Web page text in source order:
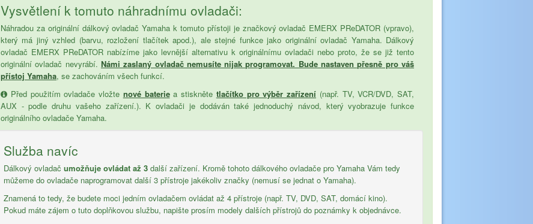
Vysvětlení k tomuto náhradnímu ovladači:
Náhradou za originální dálkový ovladač Yamaha k tomuto přístoji je značkový ovladač EMERX PReDATOR (vpravo),
který má jiný vzhled (barvu, rozložení tlačítek apod.), ale stejné funkce jako originální ovladač Yamaha. Dálkový
ovladač EMERX PReDATOR nabízíme jako levnější alternativu k originálnímu ovladači nebo proto, že se již tento
originální ovladač nevyrábí. Námi zaslaný ovladač nemusíte nijak programovat. Bude nastaven přesně pro váš
přístoj Yamaha, se zachováním všech funkcí.
Před použitím ovladače vložte nové bateriea stiskněte tlačítko pro výběr zařízení (např. TV, VCR/DVD, SAT,
AUX - podle druhu vašeho zařízení.). K ovladači je dodáván také jednoduchý návod, který vyobrazuje funkce
originálního ovladače Yamaha.
Služba navíc
Dálkový ovladač umožňuje ovládat až 3 další zařízení. Kromě tohoto dálkového ovladače pro Yamaha Vám tedy
můžeme do ovladače naprogramovat další 3 přístroje jakékoliv značky (nemusí se jednat o Yamaha).
Znamená to tedy, že budete moci jedním ovladačem ovládat až 4 přístroje (např. TV, DVD, SAT, domácí kino).
Pokud máte zájem o tuto doplňkovou službu, napište prosím modely dalších přístrojů do poznámky k objednávce.